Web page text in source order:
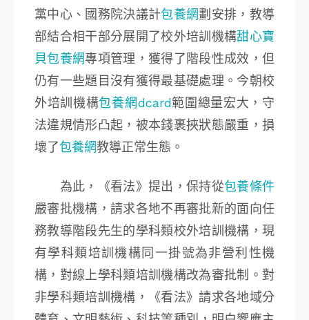
黨中心、國務院決議計包養網劃安排，教導
部結合相干部分展開了校外培訓機構甜心寶
貝包養網專項管理，獲得了階段性成效，但
仍有一些題目沒有獲得最基礎處理。今朝校
外培訓機構包養網dcard範圍總量宏大，守
法違規情形凸起，被本錢裹挾狀態嚴重，損
壞了包養網教導正常生態。
為此，《看法》提出，保持從包養條件
嚴審批機構，請求各地不再審批新的面向任
務教導階段先生的學科類校外培訓機構，現
有學科類培訓機構同一掛號為非營利性機
構，對線上學科類培訓機構改為審批制。對
非學科類培訓機構，《看法》請求各地域分